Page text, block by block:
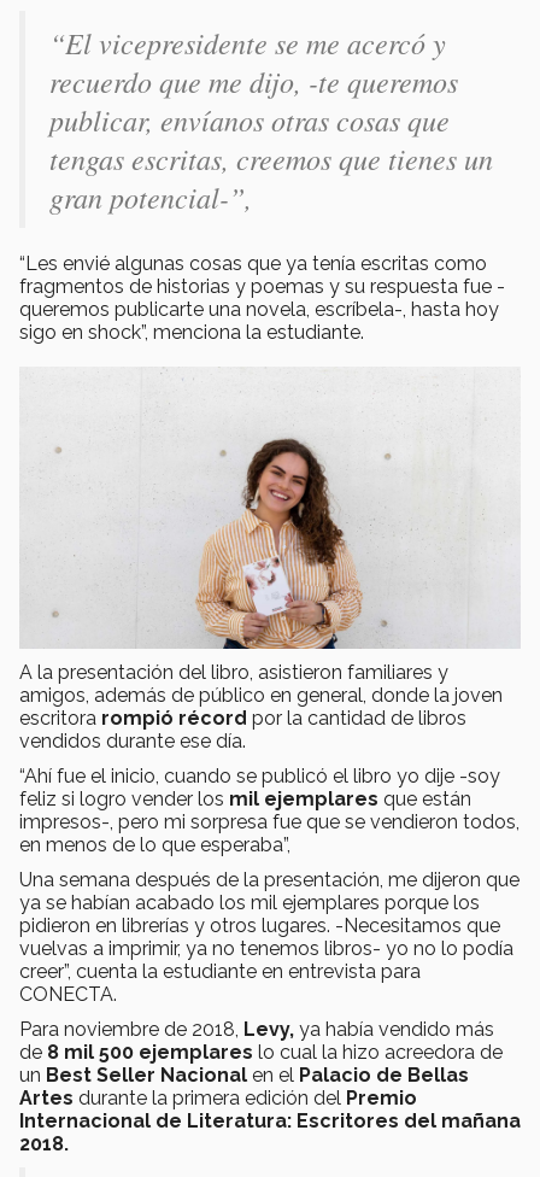
“El vicepresidente se me acercó y
recuerdo que me dijo, -te queremos
publicar, envíanos otras cosas que
tengas escritas, creemos que tienes un
gran potencial-”,
“Les envié algunas cosas que ya tenía escritas como
fragmentos de historias y poemas y su respuesta fue -
queremos publicarte una novela, escríbela-, hasta hoy
sigo en shock”, menciona la estudiante.
A la presentación del libro, asistieron familiares y
amigos, además de público en general, donde la joven
escritora rompió récord por la cantidad de libros
vendidos durante ese día.
“Ahí fue el inicio, cuando se publicó el libro yo dije -soy
feliz si logro vender los mil ejemplares que están
impresos-, pero mi sorpresa fue que se vendieron todos,
en menos de lo que esperaba”,
Una semana después de la presentación, me dijeron que
ya se habían acabado los mil ejemplares porque los
pidieron en librerías y otros lugares. -Necesitamos que
vuelvas a imprimir, ya no tenemos libros- yo no lo podía
creer”, cuenta la estudiante en entrevista para
CONECTA.
Para noviembre de 2018, Levy, ya había vendido más
de 8 mil 500 ejemplares lo cual la hizo acreedora de
un Best Seller Nacional en el Palacio de Bellas
Artes durante la primera edición del Premio
Internacional de Literatura: Escritores del mañana
2018.